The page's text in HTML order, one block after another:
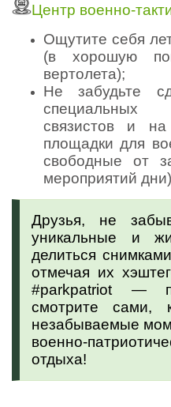
Центр военно-
Ощутите себя
(в хорошую
вертолета);
Не забудьте
связистов и на
площадки для
свободные от
мероприятий
Друзья, не
уникальные и
делиться
отмечая их
#parkpatriot —
смотрите сами,
незабываемые
военно-
отдыха!